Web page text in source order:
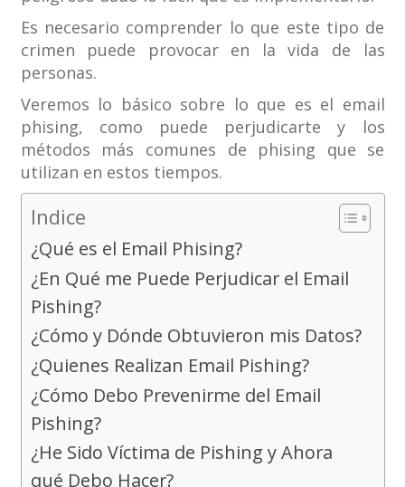
Es necesario comprender lo que este tipo de
crimen puede provocar en la vida de las
personas.
Veremos lo básico sobre lo que es el email
phising, como puede perjudicarte y los
métodos más comunes de phising que se
utilizan en estos tiempos.
Indice
¿Qué es el Email Phising?
¿En Qué me Puede Perjudicar el Email
Pishing?
¿Cómo y Dónde Obtuvieron mis Datos?
¿Quienes Realizan Email Pishing?
¿Cómo Debo Prevenirme del Email
Pishing?
¿He Sido Víctima de Pishing y Ahora
qué Debo Hacer?